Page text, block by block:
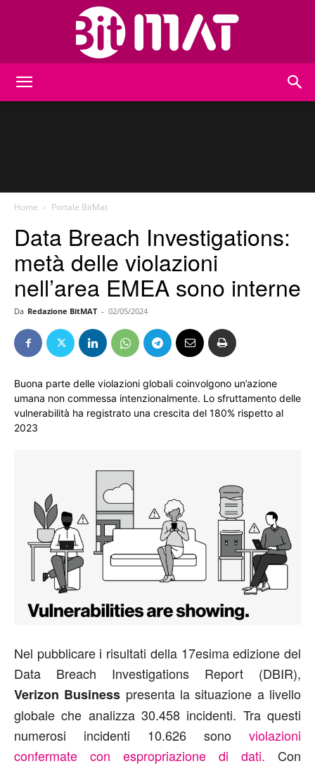
Home Portale BitMat
Data Breach Investigations:
metà delle violazioni
nell’area EMEA sono interne
Da Redazione BitMAT - 02/05/2024
Buona parte delle violazioni globali coinvolgono un’azione
umana non commessa intenzionalmente. Lo sfruttamento delle
vulnerabilità ha registrato una crescita del 180% rispetto al
2023
Nel pubblicare i risultati della 17esima edizione del
Data Breach Investigations Report (DBIR),
Verizon Business presenta la situazione a livello
globale che analizza 30.458 incidenti. Tra questi
numerosi incidenti 10.626 sono violazioni
confermate con espropriazione di dati. Con